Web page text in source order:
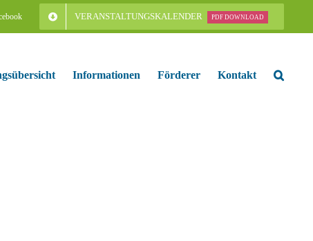
VERANSTALTUNGSKALENDER PDF DOWNLOAD
Informationen Förderer Kontakt